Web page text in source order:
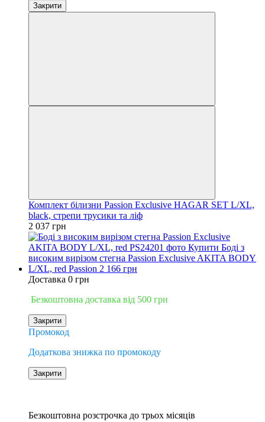
Закрити
Комплект білизни Passion Exclusive HAGAR SET L/XL,
black, стрепи трусики та ліф
2 037 грн
Доставка 0 грн
Безкоштовна доставка від 500 грн
Закрити
Промокод
Додаткова знижка по промокоду
Закрити
Безкоштовна розстрочка до трьох місяців